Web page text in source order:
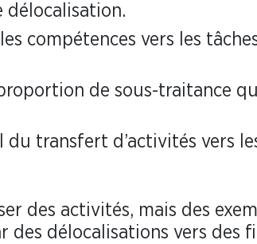
délocalisation.
compétences vers les
de sous-traitance
transfert d’activités vers
des activités, mais des
délocalisations vers des